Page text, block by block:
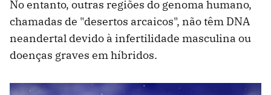
No entanto, outras regiões do genoma humano,
chamadas de "desertos arcaicos", não têm DNA
neandertal devido à infertilidade masculina ou
doenças graves em híbridos.